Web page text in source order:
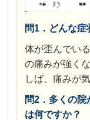
問1．どんな症
体が歪んでい
の痛みが強く
しば、痛みが
問2．多くの院
は何ですか？